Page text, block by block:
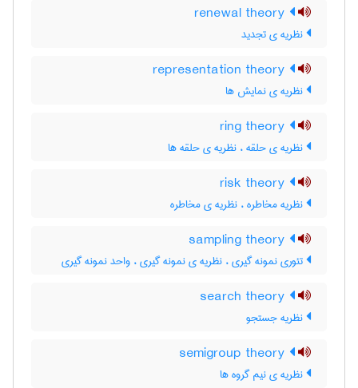
نظریه ی تجدید
نظریه ی نمایش ها
نظریه ی حلقه ، نظریه ی حلقه ها
نظریه مخاطره ، نظریه ی مخاطره
تئوری نمونه گیری ، نظریه ی نمونه گیری ، واحد نمونه گیری
نظریه جستجو
نظریه ی نیم گروه ها